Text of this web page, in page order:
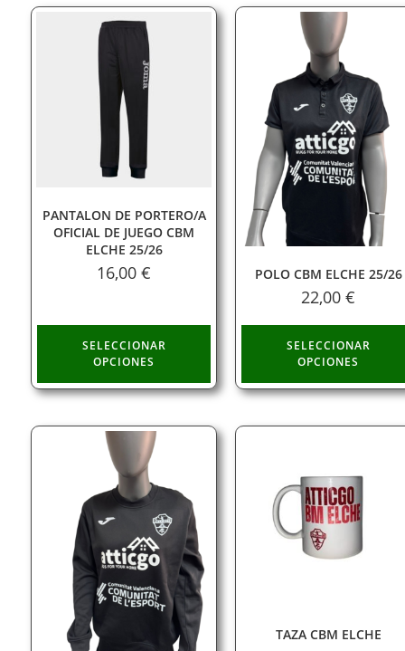
PANTALON DE PORTERO/A
OFICIAL DE JUEGO CBM
ELCHE 25/26
16,00 €
SELECCIONAR
OPCIONES
POLO CBM ELCHE 25/26
22,00 €
SELECCIONAR
OPCIONES
TAZA CBM ELCHE